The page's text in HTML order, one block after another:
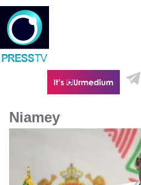
Niamey